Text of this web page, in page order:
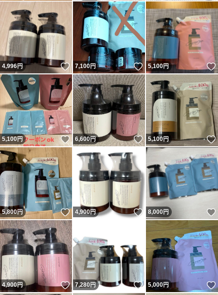
4,996円 いいね！
7,100円 いいね！
5,100円
5,100円 いいね！
6,600円 いいね！
5,100円
5,800円 いいね！
4,900円 いいね！
8,000円
4,900円 いいね！
7,280円 いいね！
5,000円